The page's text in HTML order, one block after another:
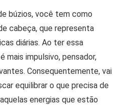
búzios, você tem como
cabeça, que representa
diárias. Ao ter essa
mais impulsivo, pensador,
Consequentemente, vai
equilibrar o que precisa de
energias que estão